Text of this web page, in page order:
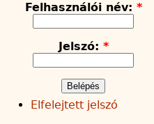
Felhasználói név: *
Jelszó: *
Elfelejtett jelszó